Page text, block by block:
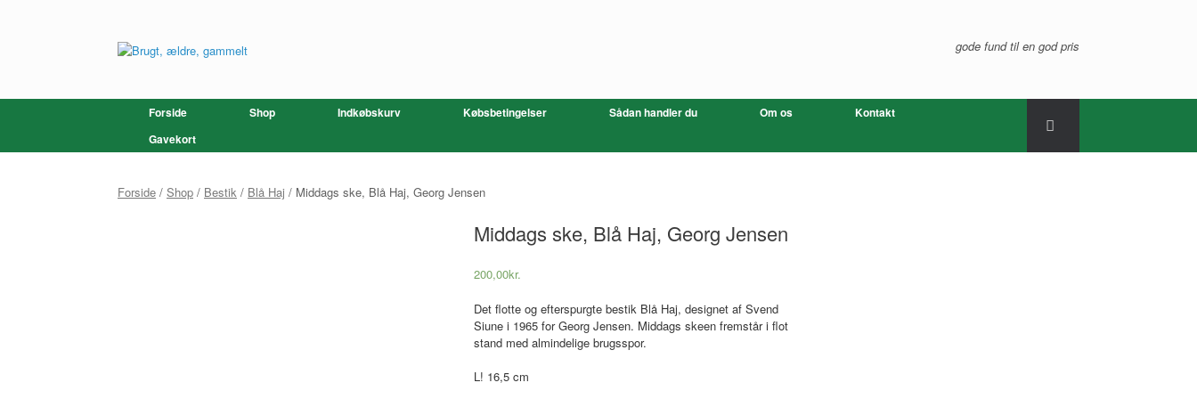
gode fund til en god pris
Forside Shop Indkøbskurv Købsbetingelser Sådan handler du Om os
Kontakt
Gavekort
Forside / Shop / Bestik / Blå Haj / Middags ske, Blå Haj, Georg Jensen
Middags ske, Blå Haj, Georg Jensen
200,00kr.
Det flotte og efterspurgte bestik Blå Haj, designet af Svend
Siune i 1965 for Georg Jensen. Middags skeen fremstår i flot
stand med almindelige brugsspor.
L! 16,5 cm